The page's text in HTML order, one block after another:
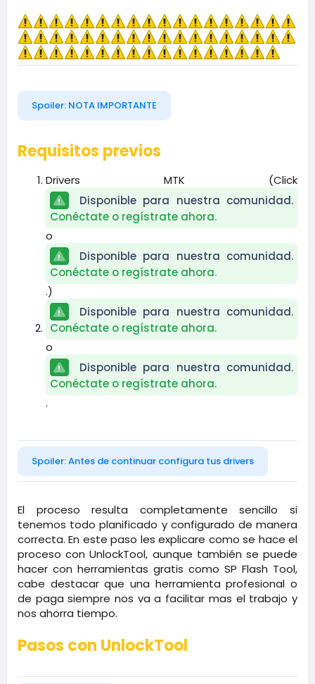
Spoiler: NOTA IMPORTANTE
Requisitos previos
Drivers MTK (Click
Disponible para nuestra comunidad.
Conéctate o regístrate ahora.
o
Disponible para nuestra comunidad.
Conéctate o regístrate ahora.
.)​
Disponible para nuestra comunidad.
Conéctate o regístrate ahora.
o
Disponible para nuestra comunidad.
Conéctate o regístrate ahora.
.​
Spoiler:Antes de continuar configura tus drivers
El proceso resulta completamente sencillo si
tenemos todo planificado y configurado de manera
correcta. En este paso les explicare como se hace el
proceso con UnlockTool, aunque también se puede
hacer con herramientas gratis como SP Flash Tool,
cabe destacar que una herramienta profesional o
de paga siempre nos va a facilitar mas el trabajo y
nos ahorra tiempo.
Pasos con UnlockTool